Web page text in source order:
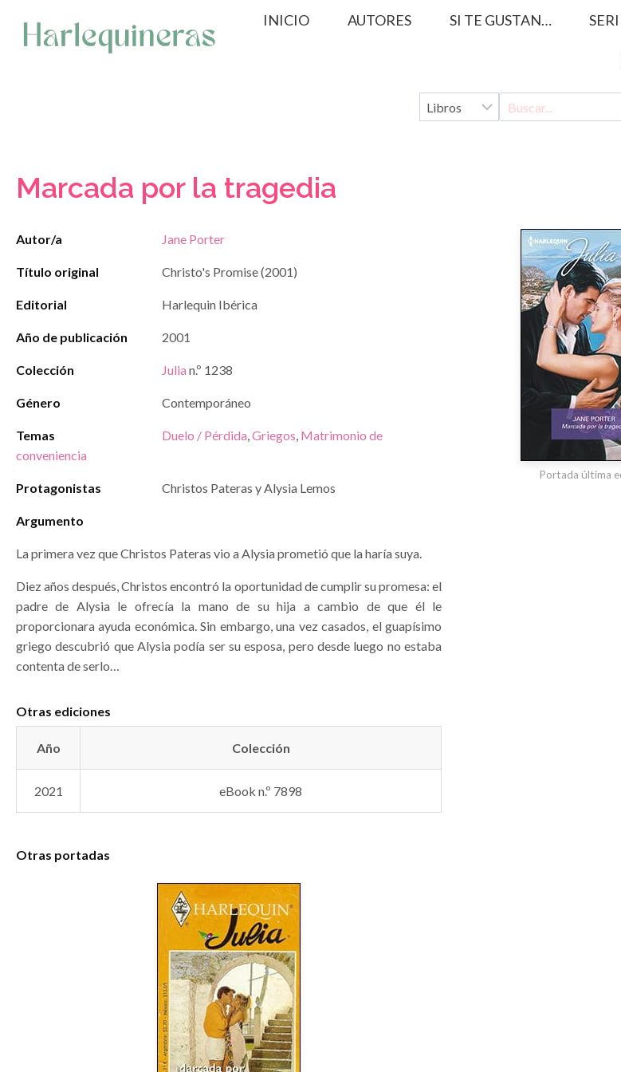
contenido
INICIO AUTORES SI TE GUSTAN…
Marcada por la tragedia
Autor/a Jane Porter
Título original Christo's Promise (2001)
Editorial Harlequin Ibérica
Año de publicación 2001
Colección Julia n.º 1238
Género Contemporáneo
Temas Duelo / Pérdida,Griegos, Matrimonio de
conveniencia
Protagonistas Christos Pateras y Alysia Lemos
Argumento
La primera vez que Christos Pateras vio a Alysia prometió que la haría suya.
Diez años después, Christos encontró la oportunidad de cumplir su promesa: el
padre de Alysia le ofrecía la mano de su hija a cambio de que él le
proporcionara ayuda económica. Sin embargo, una vez casados, el guapísimo
griego descubrió que Alysia podía ser su esposa, pero desde luego no estaba
contenta de serlo…
Otras ediciones
Año Colección
2021 eBook n.º 7898
Otras portadas
Portada última